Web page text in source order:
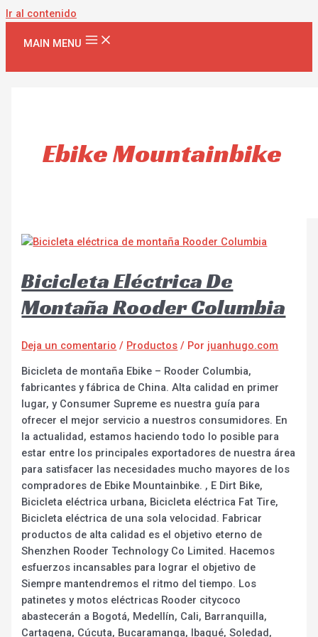
Ir al contenido
MAIN MENU
Ebike Mountainbike
Bicicleta Eléctrica De
Montaña Rooder Columbia
Deja un comentario / Productos / Por juanhugo.com
Bicicleta de montaña Ebike – Rooder Columbia,
fabricantes y fábrica de China. Alta calidad en primer
lugar, y Consumer Supreme es nuestra guía para
ofrecer el mejor servicio a nuestros consumidores. En
la actualidad, estamos haciendo todo lo posible para
estar entre los principales exportadores de nuestra área
para satisfacer las necesidades mucho mayores de los
compradores de Ebike Mountainbike. , E Dirt Bike,
Bicicleta eléctrica urbana, Bicicleta eléctrica Fat Tire,
Bicicleta eléctrica de una sola velocidad. Fabricar
productos de alta calidad es el objetivo eterno de
Shenzhen Rooder Technology Co Limited. Hacemos
esfuerzos incansables para lograr el objetivo de
Siempre mantendremos el ritmo del tiempo. Los
patinetes y motos eléctricas Rooder citycoco
abastecerán a Bogotá, Medellín, Cali, Barranquilla,
Cartagena, Cúcuta, Bucaramanga, Ibagué, Soledad,